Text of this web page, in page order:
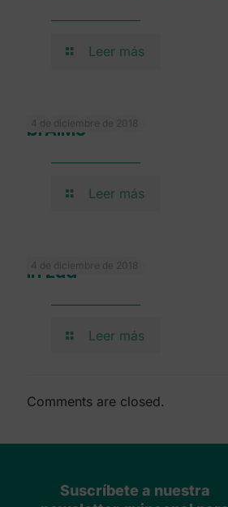
Leer más
4 de diciembre de 2018
brAIMS
Leer más
4 de diciembre de 2018
In Zúa
Leer más
Comments are closed.
Suscríbete a nuestra